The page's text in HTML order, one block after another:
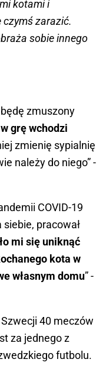
kotami i
czymś zarazić.
sobie innego
zmuszony
w grę wchodzi
zmienię sypialnię
należy do niego” -
COVID-19
siebie, pracował
mi się uniknąć
kota w
własnym domu” -
40 meczów
za jednego z
futbolu.